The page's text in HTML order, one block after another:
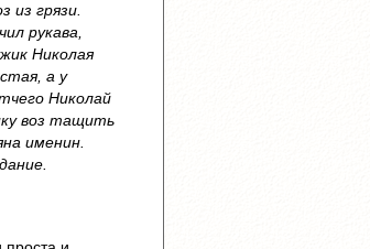
из грязи.
рукава,
Николая
а у
Николай
воз тащить
именин.